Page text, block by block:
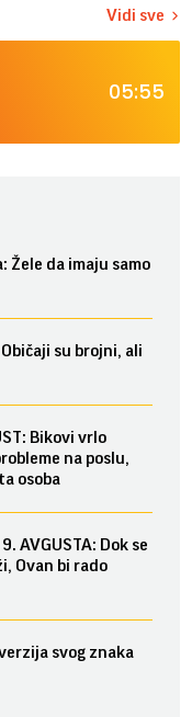
Vidi sve
05:55
Žele da imaju samo
su brojni, ali
Bikovi vrlo
na poslu,
osoba
9. AVGUSTA: Dok se
Ovan bi rado
svog znaka